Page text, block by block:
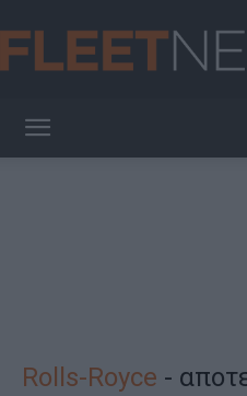
Rolls-Royce -